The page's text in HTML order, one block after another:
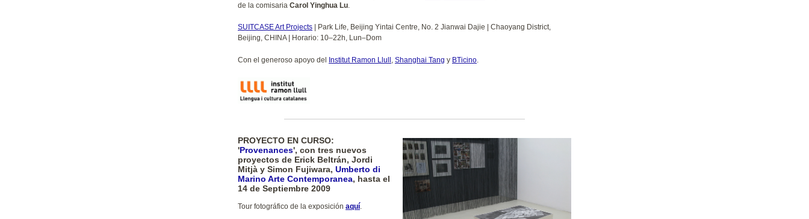
de la comisaria Carol Yinghua Lu
SUITCASE Art Projects | Park Life, Beijing Yintai Centre, No. 2 Jianwai Dajie | Chaoyang District,
Beijing, CHINA | Horario: 10–22h, Lun–Dom
Con el generoso apoyo del Institut Ramon Llull , Shanghai Tang y BTicino.
PROYECTO EN CURSO:
'Provenances', con tres nuevos
proyectos de Erick Beltrán, Jordi
Mitjà y Simon Fujiwara, Umberto di
Marino Arte Contemporanea, hasta el
14 de Septiembre 2009
Tour fotográfico de la exposición aquí.